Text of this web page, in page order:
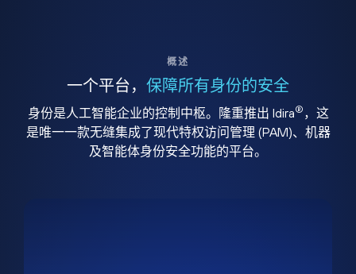
概述
一个平台， 保障所有身份的安全
身份是人工智能企业的控制中枢。隆重推出 Idira® ，这
是唯一一款无缝集成了现代特权访问管理 (PAM)、机器
及智能体身份安全功能的平台。